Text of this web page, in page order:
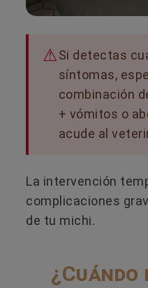
Si detectas
síntomas,
combinación
+ vómitos o
acude al
La intervención
complicaciones
de tu michi.